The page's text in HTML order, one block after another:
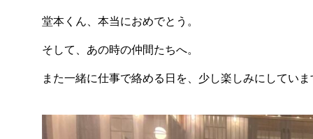
堂本くん、本当におめでとう。
そして、あの時の仲間たちへ。
また一緒に仕事で絡める日を、少し楽しみにしていま